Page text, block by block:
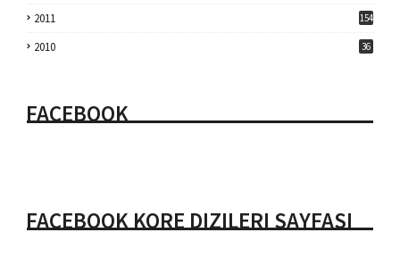
2011 154
2010 36
FACEBOOK
FACEBOOK KORE DIZILERI SAYFASI